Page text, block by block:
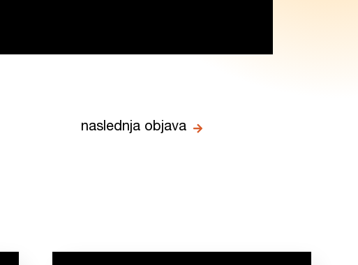
naslednja objava